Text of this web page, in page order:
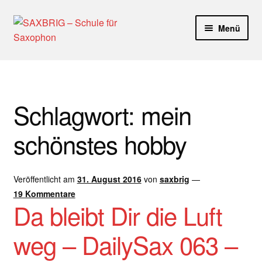
Zur
Navigation
Zum
Inhalt
Menü
Aktuelle Blog Artikel
ANMELDUNG
Dankeschön – Impro Basic Downloads (Youtube)
Datenschutz
Disclaimer
Schlagwort: mein
schönstes hobby
Veröffentlicht am 31. August 2016 von saxbrig —
19 Kommentare
Da bleibt Dir die Luft
weg – DailySax 063 –